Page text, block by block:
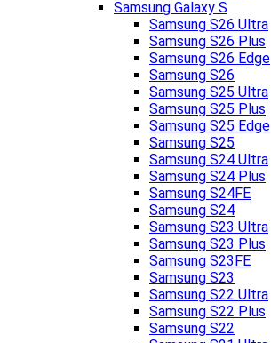
Samsung Galaxy S
Samsung S26 Ultra
Samsung S26 Plus
Samsung S26 Edge
Samsung S26
Samsung S25 Ultra
Samsung S25 Plus
Samsung S25 Edge
Samsung S25
Samsung S24 Ultra
Samsung S24 Plus
Samsung S24FE
Samsung S24
Samsung S23 Ultra
Samsung S23 Plus
Samsung S23FE
Samsung S23
Samsung S22 Ultra
Samsung S22 Plus
Samsung S22